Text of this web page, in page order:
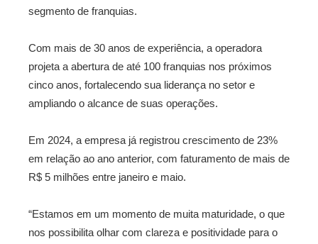
segmento de franquias.
Com mais de 30 anos de experiência, a operadora
projeta a abertura de até 100 franquias nos próximos
cinco anos, fortalecendo sua liderança no setor e
ampliando o alcance de suas operações.
Em 2024, a empresa já registrou crescimento de 23%
em relação ao ano anterior, com faturamento de mais de
R$ 5 milhões entre janeiro e maio.
“Estamos em um momento de muita maturidade, o que
nos possibilita olhar com clareza e positividade para o